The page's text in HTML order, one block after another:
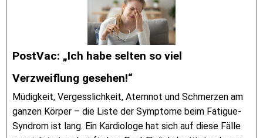
PostVac: „Ich habe selten so viel
Verzweiflung gesehen!“
Müdigkeit, Vergesslichkeit, Atemnot und Schmerzen am
ganzen Körper – die Liste der Symptome beim Fatigue-
Syndrom ist lang. Ein Kardiologe hat sich auf diese Fälle